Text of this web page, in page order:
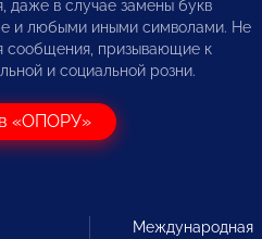
даже в случае замены букв
и любыми иными символами. Не
сообщения, призывающие к
и социальной розни.
«ОПОРУ»
Международная